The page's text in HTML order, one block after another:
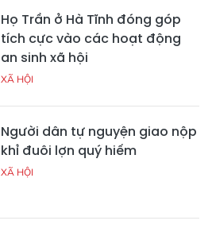
Họ Trần ở Hà Tĩnh đóng góp
tích cực vào các hoạt động
an sinh xã hội
XÃ HỘI
Người dân tự nguyện giao nộp
khỉ đuôi lợn quý hiếm
XÃ HỘI